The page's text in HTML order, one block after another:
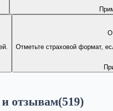
Отметьте страховой формат,
и отзывам(519)